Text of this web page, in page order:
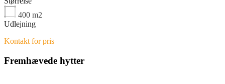
400 m2
Udlejning
Kontakt for pris
Fremhævede hytter